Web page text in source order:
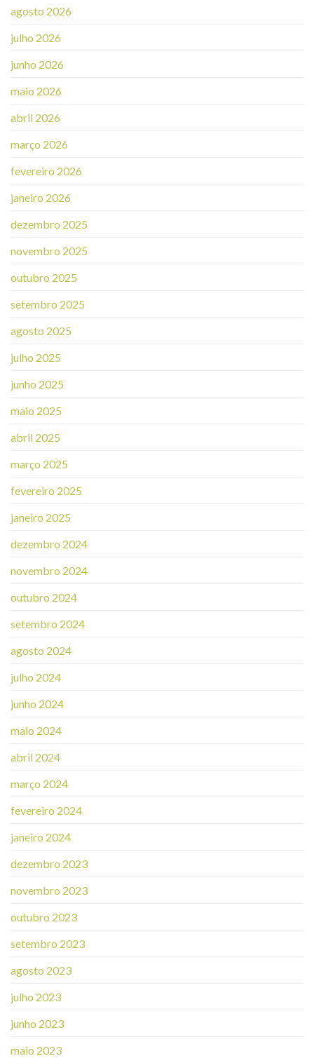
agosto 2026
julho 2026
junho 2026
maio 2026
abril 2026
março 2026
fevereiro 2026
janeiro 2026
dezembro 2025
novembro 2025
outubro 2025
setembro 2025
agosto 2025
julho 2025
junho 2025
maio 2025
abril 2025
março 2025
fevereiro 2025
janeiro 2025
dezembro 2024
novembro 2024
outubro 2024
setembro 2024
agosto 2024
julho 2024
junho 2024
maio 2024
abril 2024
março 2024
fevereiro 2024
janeiro 2024
dezembro 2023
novembro 2023
outubro 2023
setembro 2023
agosto 2023
julho 2023
junho 2023
maio 2023